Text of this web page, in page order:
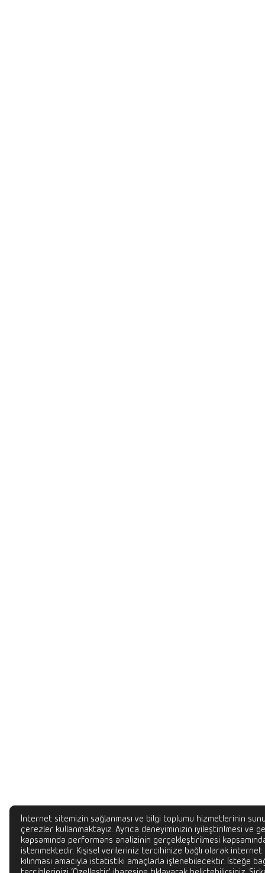
İnternet sitemizin sağlanması ve bilgi toplumu hizmetlerinin
çerezler kullanmaktayız. Ayrıca deneyiminizin iyileştirilmesi ve
kapsamında performans analizinin gerçekleştirilmesi
istenmektedir. Kişisel verileriniz tercihinize bağlı olarak internet
kılınması amacıyla istatistiki amaçlarla işlenebilecektir. İsteğe